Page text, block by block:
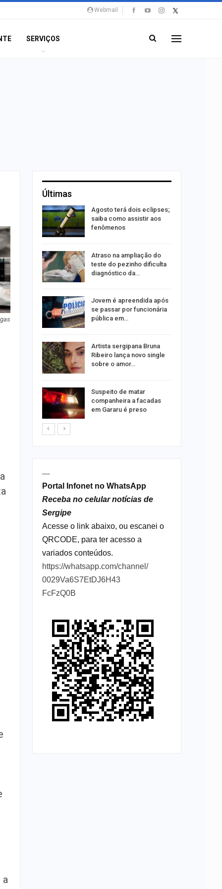
Webmail
SERVIÇOS
a
Últimas
acerta
e leva
Agosto terá dois eclipses;
saiba como assistir aos
fenômenos
Atraso na ampliação do
teste do pezinho dificulta
diagnóstico da…
Jovem é apreendida após
se passar por funcionária
pública em…
Artista sergipana Bruna
Ribeiro lança novo single
sobre o amor…
Suspeito de matar
companheira a facadas
em Gararu é preso
----
Portal Infonet no WhatsApp
Receba no celular notícias de
Sergipe
Acesse o link abaixo, ou escanei o
QRCODE, para ter acesso a
variados conteúdos.
https://whatsapp.com/channel/
0029Va6S7EtDJ6H43
FcFzQ0B